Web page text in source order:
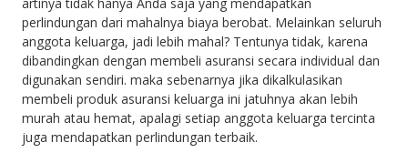
perlindungan dari mahalnya biaya berobat. Melainkan seluruh
anggota keluarga, jadi lebih mahal? Tentunya tidak, karena
dibandingkan dengan membeli asuransi secara individual dan
digunakan sendiri. maka sebenarnya jika dikalkulasikan
membeli produk asuransi keluarga ini jatuhnya akan lebih
murah atau hemat, apalagi setiap anggota keluarga tercinta
juga mendapatkan perlindungan terbaik.